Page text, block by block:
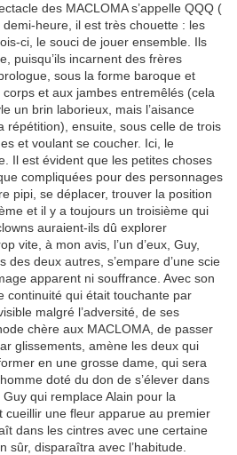
des MACLOMA s’appelle QQQ (
heure, il est très chouette : les
ci, le souci de jouer ensemble. Ils
puisqu’ils incarnent des frères
sous la forme baroque et
et aux jambes entremêlés (cela
un brin laborieux, mais l’aisance
répétition), ensuite, sous celle de trois
et voulant se coucher. Ici, le
Il est évident que les petites choses
compliquées pour des personnages
pipi, se déplacer, trouver la position
et il y a toujours un troisième qui
auraient-ils dû explorer
vite, à mon avis, l’un d’eux, Guy,
des deux autres, s’empare d’une scie
apparent ni souffrance. Avec son
continuité qui était touchante par
malgré l’adversité, de ses
chère aux MACLOMA, de passer
glissements, amène les deux qui
en une grosse dame, qui sera
doté du don de s’élever dans
qui remplace Alain pour la
cueillir une fleur apparue au premier
dans les cintres avec une certaine
sûr, disparaîtra avec l’habitude.